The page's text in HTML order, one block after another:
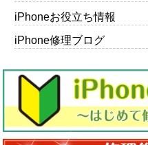
iPhoneお役立ち情報
iPhone修理ブログ